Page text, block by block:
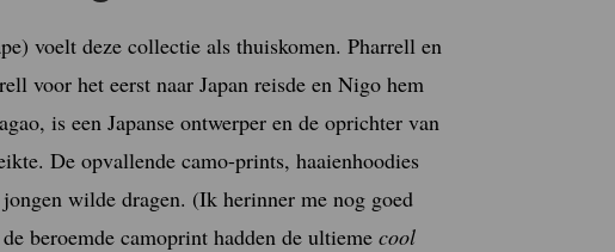
voelt deze collectie als thuiskomen. Pharrell en
voor het eerst naar Japan reisde en Nigo hem
is een Japanse ontwerper en de oprichter van
De opvallende camo-prints, haaienhoodies
wilde dragen. (Ik herinner me nog goed
beroemde camoprint hadden de ultieme cool